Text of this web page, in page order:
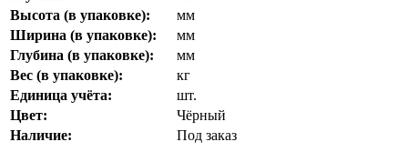
Высота (в упаковке):
мм
Ширина (в упаковке):
мм
Глубина (в упаковке):
мм
Вес (в упаковке):
кг
Единица учёта:
шт.
Цвет:
Чёрный
Наличие:
Под заказ